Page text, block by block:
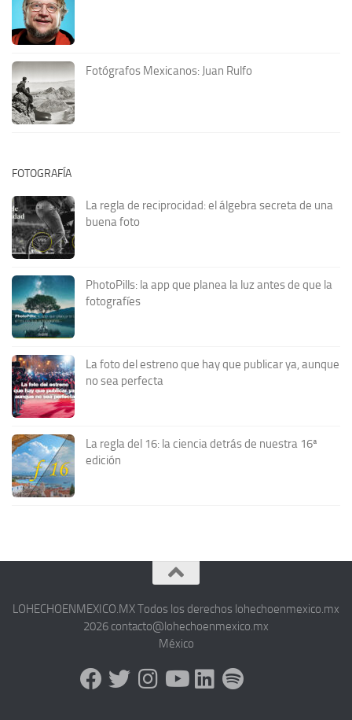
Fotógrafos Mexicanos: Juan Rulfo
FOTOGRAFÍA
La regla de reciprocidad: el álgebra secreta de una
buena foto
PhotoPills: la app que planea la luz antes de que la
fotografíes
La foto del estreno que hay que publicar ya, aunque
no sea perfecta
La regla del 16: la ciencia detrás de nuestra 16ª
edición
LOHECHOENMEXICO.MX Todos los derechos lohechoenmexico.mx
2026 contacto@lohechoenmexico.mx
México